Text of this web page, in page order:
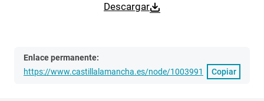
Descargar
Enlace permanente:
https://www.castillalamancha.es/node/1003991
Copiar